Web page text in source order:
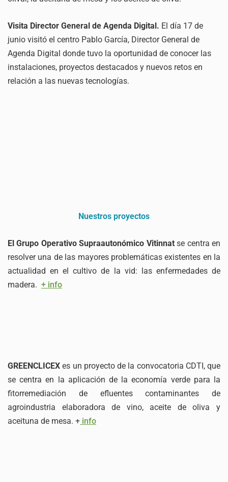
Visita Director General de Agenda Digital. El día 17 de
junio visitó el centro Pablo García, Director General de
Agenda Digital donde tuvo la oportunidad de conocer las
instalaciones, proyectos destacados y nuevos retos en
relación a las nuevas tecnologías.
Nuestros proyectos
El Grupo Operativo Supraautonómico Vitinnatse centra en
resolver una de las mayores problemáticas existentes en la
actualidad en el cultivo de la vid: las enfermedades de
madera. + info
GREENCLICEX es un proyecto de la convocatoria CDTI, que
se centra en la aplicación de la economía verde para la
fitorremediación de efluentes contaminantes de
agroindustria elaboradora de vino, aceite de oliva y
aceituna de mesa. + info